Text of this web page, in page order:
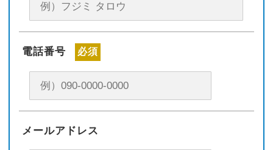
電話番号 必須
メールアドレス